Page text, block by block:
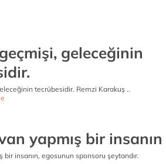
geleceğinin
tecrübesidir. Remzi Karakuş ..
yapmış bir insanın
bir insanın, egosunun sponsoru şeytandır.